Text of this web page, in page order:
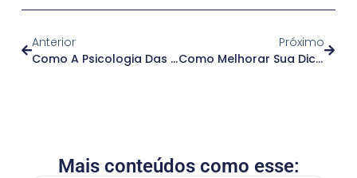
Anterior
Como A Psicologia Das Cores Pode Aumentar A Confiança E Fidelidade Do Cliente
Próximo
Como Melhorar Sua Dicção Em Menos De 1 Minuto
Mais conteúdos como esse: